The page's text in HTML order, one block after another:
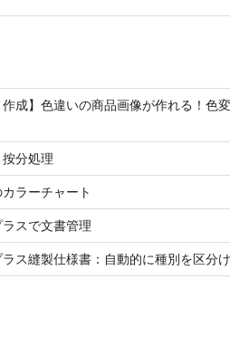
成】色違いの商品画像が作れる！色
分処理
ラーチャート
スで文書管理
ス縫製仕様書：自動的に種別を区分け